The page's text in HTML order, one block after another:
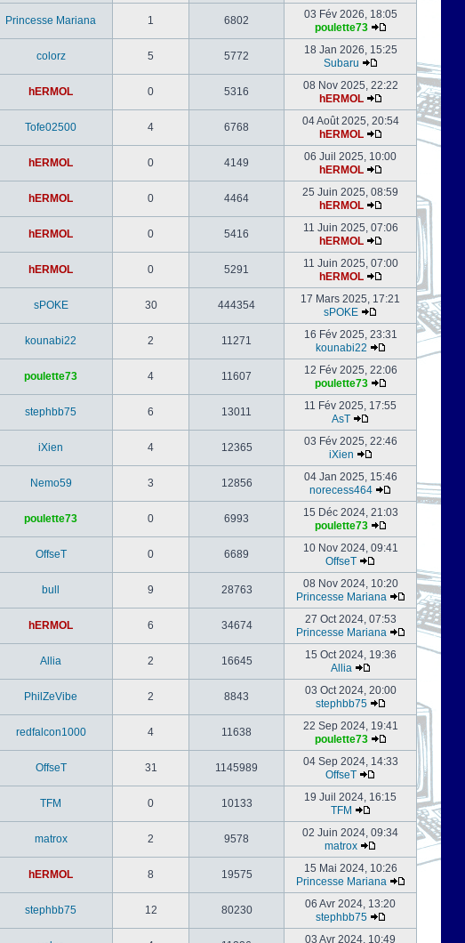
Princesse Mariana 1 6802
03 Fév 2026, 18:05
poulette73
colorz 5 5772
18 Jan 2026, 15:25
Subaru
hERMOL 0 5316
08 Nov 2025, 22:22
hERMOL
Tofe02500 4 6768
04 Août 2025, 20:54
hERMOL
hERMOL 0 4149
06 Juil 2025, 10:00
hERMOL
hERMOL 0 4464
25 Juin 2025, 08:59
hERMOL
hERMOL 0 5416
11 Juin 2025, 07:06
hERMOL
hERMOL 0 5291
11 Juin 2025, 07:00
hERMOL
sPOKE 30 444354
17 Mars 2025, 17:21
sPOKE
kounabi22 2 11271
16 Fév 2025, 23:31
kounabi22
poulette73 4 11607
12 Fév 2025, 22:06
poulette73
stephbb75 6 13011
11 Fév 2025, 17:55
AsT
iXien 4 12365
03 Fév 2025, 22:46
iXien
Nemo59 3 12856
04 Jan 2025, 15:46
norecess464
poulette73 0 6993
15 Déc 2024, 21:03
poulette73
OffseT 0 6689
10 Nov 2024, 09:41
OffseT
bull 9 28763
08 Nov 2024, 10:20
Princesse Mariana
hERMOL 6 34674
27 Oct 2024, 07:53
Princesse Mariana
Allia 2 16645
15 Oct 2024, 19:36
Allia
PhilZeVibe 2 8843
03 Oct 2024, 20:00
stephbb75
redfalcon1000 4 11638
22 Sep 2024, 19:41
poulette73
OffseT 31 1145989
04 Sep 2024, 14:33
OffseT
TFM 0 10133
19 Juil 2024, 16:15
TFM
matrox 2 9578
02 Juin 2024, 09:34
matrox
hERMOL 8 19575
15 Mai 2024, 10:26
Princesse Mariana
stephbb75 12 80230
06 Avr 2024, 13:20
stephbb75
03 Avr 2024, 10:49